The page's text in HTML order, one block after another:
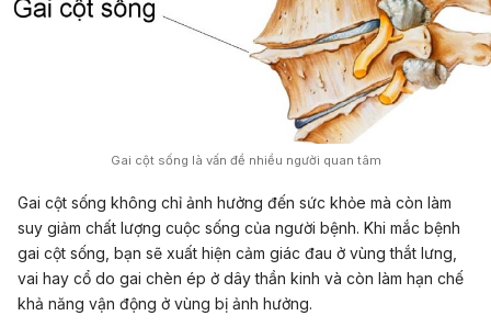
Gai cột sống là vấn đề nhiều người quan tâm
Gai cột sống không chỉ ảnh hưởng đến sức khỏe mà còn làm
suy giảm chất lượng cuộc sống của người bệnh. Khi mắc bệnh
gai cột sống, bạn sẽ xuất hiện cảm giác đau ở vùng thắt lưng,
vai hay cổ do gai chèn ép ở dây thần kinh và còn làm hạn chế
khả năng vận động ở vùng bị ảnh hưởng.